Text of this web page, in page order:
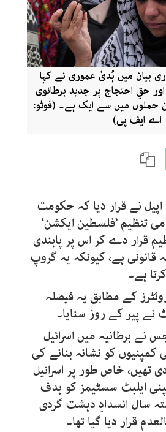
بیان میں ہُدیٰ عموری نے کہا
حقِ احتجاج پر جدید برطانوی
حملوں میں سے ایک ہے۔ (فوٹو:
اے ایف پی)
نے قرار دیا کہ حکومت
تنظیم ’فلسطین ایکشن‘
قرار دے کر اس پر پابندی
قانونی ہے، کیونکہ یہ گروپ
ہے۔
کے مطابق یہ فیصلہ
نے پیر کے روز سنایا۔
نے برطانیہ میں اسرائیل
کو نشانہ بنانے کی
تھیں، خاص طور پر اسرائیل
ایلبٹ سسٹیمز کو ہدف
سال انسدادِ دہشت گردی
قرار دیا گیا تھا۔